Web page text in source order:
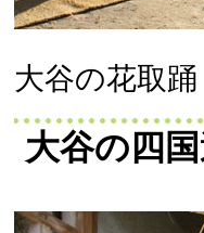
大谷の花取
大谷の四